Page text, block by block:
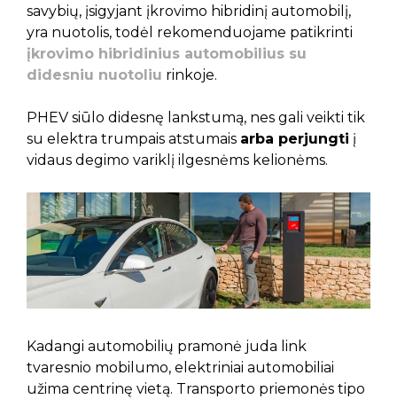
savybių, įsigyjant įkrovimo hibridinį automobilį,
yra nuotolis, todėl rekomenduojame patikrinti
įkrovimo hibridinius automobilius su
didesniu nuotoliu rinkoje.
PHEV siūlo didesnę lankstumą, nes gali veikti tik
su elektra trumpais atstumais arba perjungti į
vidaus degimo variklį ilgesnėms kelionėms.
Kadangi automobilių pramonė juda link
tvaresnio mobilumo, elektriniai automobiliai
užima centrinę vietą. Transporto priemonės tipo